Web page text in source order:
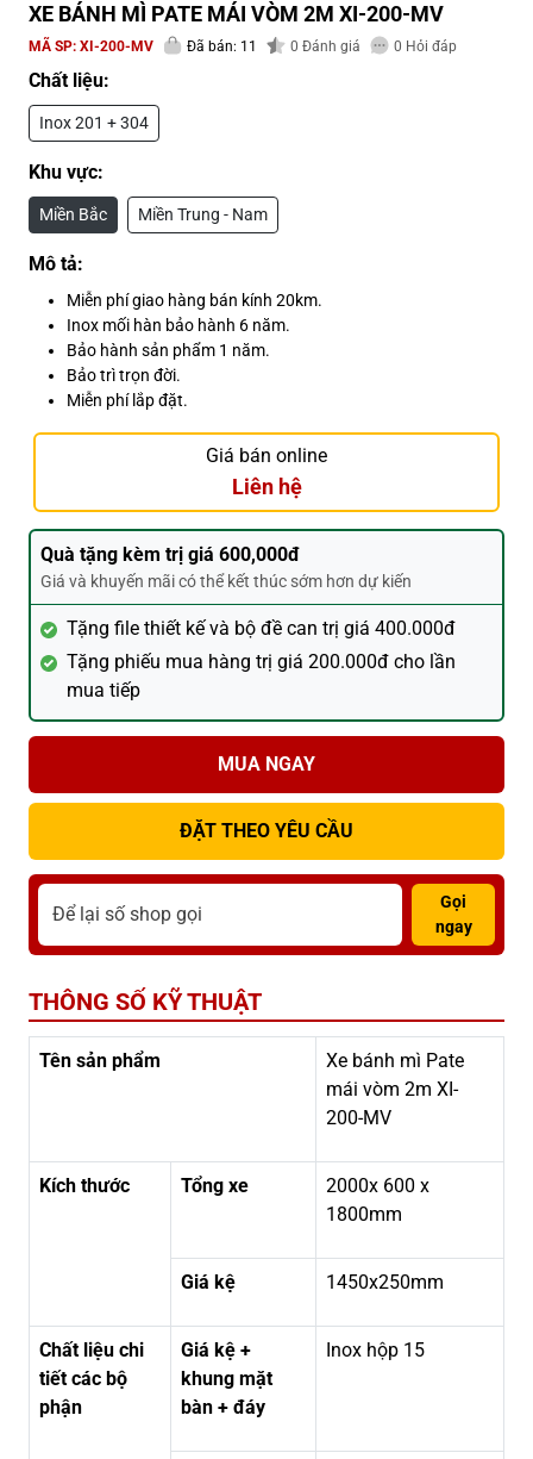
XE BÁNH MÌ PATE MÁI VÒM 2M XI-200-MV
MÃ SP: XI-200-MV Đã bán: 11 0 Đánh giá 0 Hỏi đáp
Chất liệu:
Inox 201 + 304
Khu vực:
Miền Bắc Miền Trung - Nam
Mô tả:
Miễn phí giao hàng bán kính 20km.
Inox mối hàn bảo hành 6 năm.
Bảo hành sản phẩm 1 năm.
Bảo trì trọn đời.
Miễn phí lắp đặt.
Giá bán online
Liên hệ
Quà tặng kèm trị giá 600,000đ
Giá và khuyến mãi có thể kết thúc sớm hơn dự kiến
Tặng file thiết kế và bộ đề can trị giá 400.000đ
Tặng phiếu mua hàng trị giá 200.000đ cho lần
mua tiếp
MUA NGAY
ĐẶT THEO YÊU CẦU
Gọi
ngay
THÔNG SỐ KỸ THUẬT
Tên sản phẩm
Xe bánh mì Pate
mái vòm 2m XI-
200-MV
Kích thước Tổng xe
2000x 600 x
1800mm
Giá kệ 1450x250mm
Chất liệu chi
tiết các bộ
phận
Giá kệ +
khung mặt
bàn + đáy
Inox hộp 15